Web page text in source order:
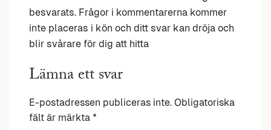
besvarats. Frågor i kommentarerna kommer
inte placeras i kön och ditt svar kan dröja och
blir svårare för dig att hitta
Lämna ett svar
E-postadressen publiceras inte. Obligatoriska
fält är märkta *